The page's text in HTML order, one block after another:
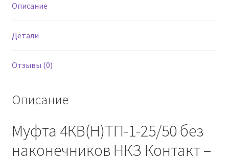
Описание
Детали
Отзывы (0)
Описание
Муфта 4КВ(Н)ТП-1-25/50 без
наконечников НКЗ Контакт –